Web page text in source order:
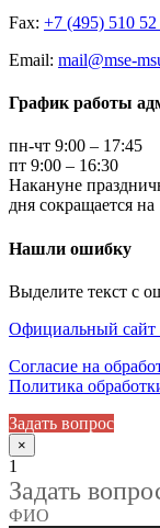
Fax: +7 (495) 510 52
Email: mail@mse-
График работы
пн-чт 9:00 – 17:45
пт 9:00 – 16:30
Накануне
дня сокращается на
Нашли ошибку
Выделите текст с
Официальный
Согласие на
Политика
Задать вопрос
×
1
Задать
ФИО